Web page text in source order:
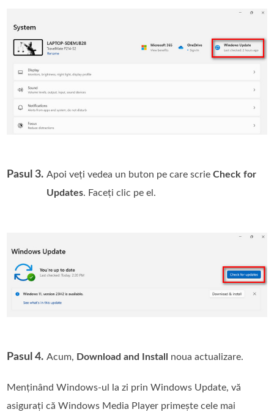
Pasul 3. Apoi veți vedea un buton pe care scrieCheck for
Updates. Faceți clic pe el.
Pasul 4. Acum, Download and Install noua actualizare.
Menținând Windows-ul la zi prin Windows Update, vă
asigurați că Windows Media Player primește cele mai